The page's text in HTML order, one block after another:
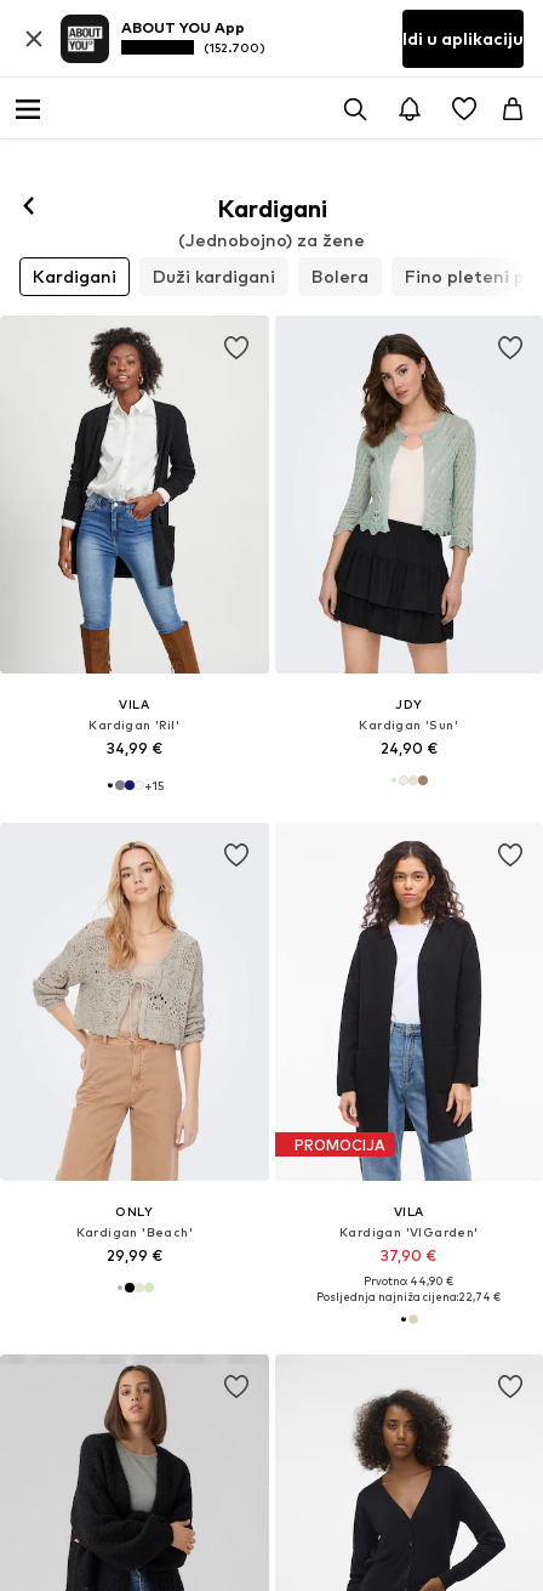
ABOUT YOU App
(152.700) Idi u aplikaciju
Kardigani
(Jednobojno) za žene
Kardigani
Duži kardigani Bolera Fino pleteni
VILA
Kardigan 'Ril'
34,99 €
+15
JDY
Kardigan 'Sun'
24,90 €
ONLY
Kardigan 'Beach'
29,99 €
PROMOCIJA
VILA
Kardigan 'VIGarden'
37,90 €
Prvotno: 44,90 €
Posljednja najniža cijena:22,74 €